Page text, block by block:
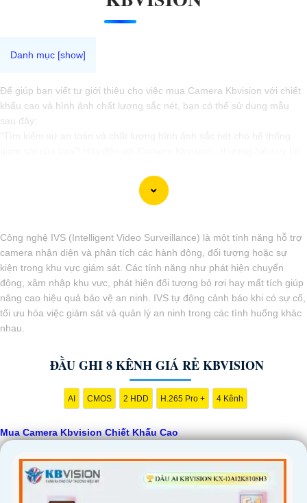
Để giúp bạn viết tư giới thiệu cho việc mua Camera Kbvision với chiết
khấu cao và hình ảnh chất lượng sắc nét, bạn có thể sử dụng mẫu
sau đây:
đến cho bạn hình ảnh chất lượng cao, rõ nét và độ tin cậy cao. Đừng
để bất kỳ sự cố nào xảy ra mà không có sự giám sát chuyên nghiệp.
Bạn có thể điều chỉnh và thêm vào nội dung trên để phù hợp với nhu
cầu cụ thể của bạn. Chúc bạn thành công!
Công nghệ IVS (Intelligent Video Surveillance) là một tính năng hỗ trợ
camera nhận diện và phân tích các hành động, đối tượng hoặc sự
kiện trong khu vực giám sát. Các tính năng như phát hiện chuyển
động, xâm nhập khu vực, phát hiện đối tượng bỏ rơi hay mất tích giúp
nâng cao hiệu quả bảo vệ an ninh. IVS tự động cảnh báo khi có sự cố,
tối ưu hóa việc giám sát và quản lý an ninh trong các tình huống khác
nhau.
ĐẦU GHI 8 KÊNH GIÁ RẺ KBVISION
AI CMOS 2 HDD H.265 Pro + 4 Kênh
Mua Camera Kbvision Chiết Khấu Cao